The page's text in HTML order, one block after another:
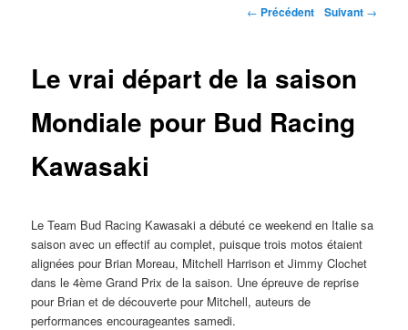
Navigation des articles
← Précédent Suivant →
Le vrai départ de la saison
Mondiale pour Bud Racing
Kawasaki
Le Team Bud Racing Kawasaki a débuté ce weekend en Italie sa
saison avec un effectif au complet, puisque trois motos étaient
alignées pour Brian Moreau, Mitchell Harrison et Jimmy Clochet
dans le 4ème Grand Prix de la saison. Une épreuve de reprise
pour Brian et de découverte pour Mitchell, auteurs de
performances encourageantes samedi.